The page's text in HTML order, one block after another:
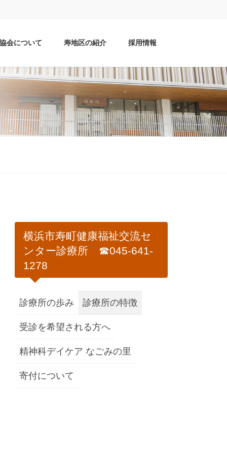
協会について 寿地区の紹介 採用情報
横浜市寿町健康福祉交流セ
ンター診療所 ☎045-641-
1278
診療所の歩み 診療所の特徴
受診を希望される方へ
精神科デイケア なごみの里
寄付について